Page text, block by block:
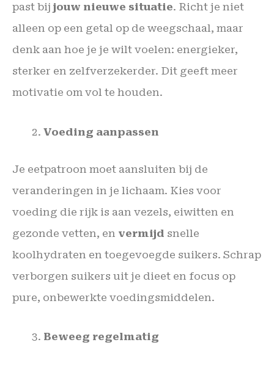
past bij jouw nieuwe situatie. Richt je niet
alleen op een getal op de weegschaal, maar
denk aan hoe je je wilt voelen: energieker,
sterker en zelfverzekerder. Dit geeft meer
motivatie om vol te houden.
Voeding aanpassen
Je eetpatroon moet aansluiten bij de
veranderingen in je lichaam. Kies voor
voeding die rijk is aan vezels, eiwitten en
gezonde vetten, en vermijd snelle
koolhydraten en toegevoegde suikers. Schrap
verborgen suikers uit je dieet en focus op
pure, onbewerkte voedingsmiddelen.
Beweeg regelmatig